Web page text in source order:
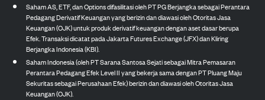
Saham AS, ETF, dan Options difasilitasi oleh PT PG Berjangka sebagai Perantara
Pedagang Derivatif Keuangan yang berizin dan diawasi oleh Otoritas Jasa
Keuangan (OJK) untuk produk derivatif keuangan dengan aset dasar berupa
Efek. Transaksi dicatat pada Jakarta Futures Exchange (JFX) dan Kliring
Berjangka Indonesia (KBI).
Saham Indonesia (oleh PT Sarana Santosa Sejati sebagai Mitra Pemasaran
Perantara Pedagang Efek Level II yang bekerja sama dengan PT Pluang Maju
Sekuritas sebagai Perusahaan Efek) berizin dan diawasi oleh Otoritas Jasa
Keuangan (OJK).